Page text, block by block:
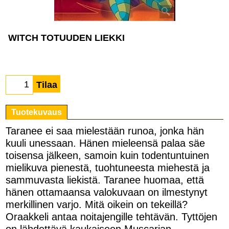
WITCH TOTUUDEN LIEKKI
Tilaa
Tuotekuvaus
Taranee ei saa mielestään runoa, jonka hän
kuuli unessaan. Hänen mieleensä palaa säe
toisensa jälkeen, samoin kuin todentuntuinen
mielikuva pienestä, tuohtuneesta miehestä ja
sammuvasta liekistä. Taranee huomaa, että
hänen ottamaansa valokuvaan on ilmestynyt
merkillinen varjo. Mitä oikein on tekeillä?
Oraakkeli antaa noitajengille tehtävän. Tyttöjen